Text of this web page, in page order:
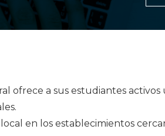
ofrece a sus estudiantes
en los establecimientos